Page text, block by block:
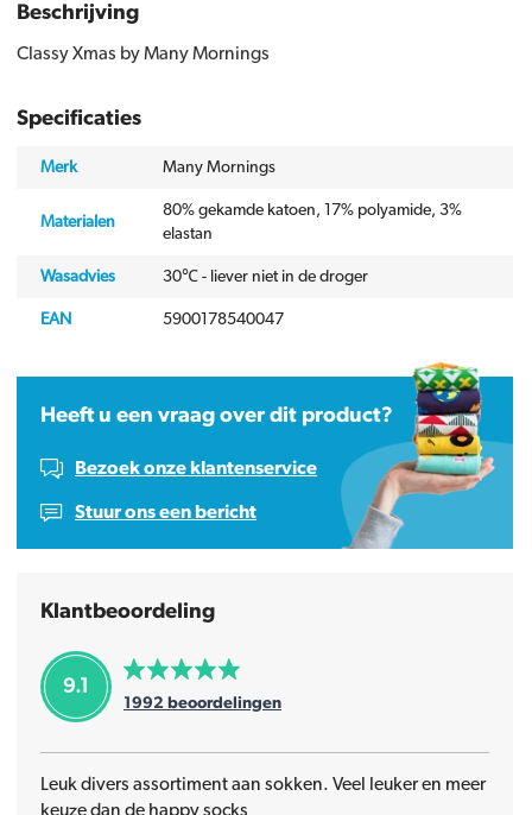
Beschrijving
Classy Xmas by Many Mornings
Specificaties
Merk Many Mornings
Materialen
80% gekamde katoen, 17% polyamide, 3%
elastan
Wasadvies 30℃ - liever niet in de droger
EAN 5900178540047
Heeft u een vraag over dit product?
Bezoek onze klantenservice
Stuur ons een bericht
Klantbeoordeling
9.1
1992 beoordelingen
Leuk divers assortiment aan sokken. Veel leuker en meer
keuze dan de happy socks